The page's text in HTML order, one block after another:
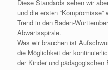
Diese Standards sehen wir
und die ersten
Trend in den Baden-
Abwärtsspirale.
Was wir brauchen ist
die Möglichkeit der
der Kinder und